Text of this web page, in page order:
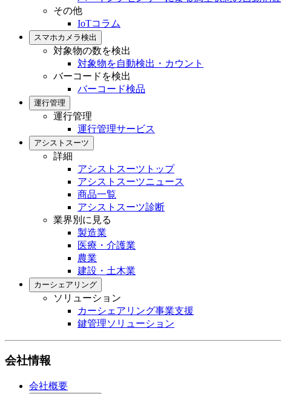
その他
IoTコラム
スマホカメラ検出
対象物の数を検出
対象物を自動検出・カウント
バーコードを検出
バーコード検品
運行管理
運行管理
運行管理サービス
アシストスーツ
詳細
アシストスーツトップ
アシストスーツニュース
商品一覧
アシストスーツ診断
業界別に見る
製造業
医療・介護業
農業
建設・土木業
カーシェアリング
ソリューション
カーシェアリング事業支援
鍵管理ソリューション
会社情報
会社概要